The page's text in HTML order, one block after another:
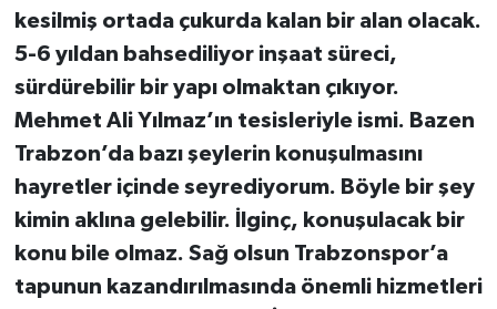
kesilmiş ortada çukurda kalan bir alan olacak.
5-6 yıldan bahsediliyor inşaat süreci,
sürdürebilir bir yapı olmaktan çıkıyor.
Mehmet Ali Yılmaz’ın tesisleriyle ismi. Bazen
Trabzon’da bazı şeylerin konuşulmasını
hayretler içinde seyrediyorum. Böyle bir şey
kimin aklına gelebilir. İlginç, konuşulacak bir
konu bile olmaz. Sağ olsun Trabzonspor’a
tapunun kazandırılmasında önemli hizmetleri